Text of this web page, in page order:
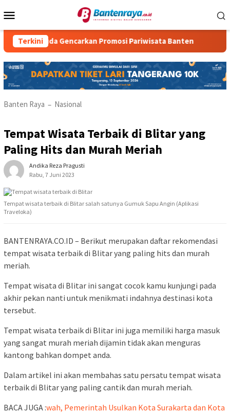
ke
Mobile
Terkini
Gencarkan Promosi Pariwisata Banten KKM
Banten Raya – Nasional
Tempat Wisata Terbaik di Blitar yang
Paling Hits dan Murah Meriah
Andika Reza Pragusti
Rabu, 7 Juni 2023
Tempat wisata terbaik di Blitar salah satunya Gumuk Sapu Angin (Aplikasi
Traveloka)
BANTENRAYA.CO.ID – Berikut merupakan daftar rekomendasi
tempat wisata terbaik di Blitar yang paling hits dan murah
meriah.
Tempat wisata di Blitar ini sangat cocok kamu kunjungi pada
akhir pekan nanti untuk menikmati indahnya destinasi kota
tersebut.
Tempat wisata terbaik di Blitar ini juga memiliki harga masuk
yang sangat murah meriah dijamin tidak akan menguras
kantong bahkan dompet anda.
Dalam artikel ini akan membahas satu persatu tempat wisata
terbaik di Blitar yang paling cantik dan murah meriah.
BACA JUGA :wah, Pemerintah Usulkan Kota Surakarta dan Kota